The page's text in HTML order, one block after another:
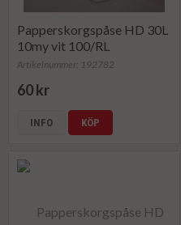
Papperskorgspåse HD 30L
10my vit 100/RL
Artikelnummer: 192782
60 kr
INFO KÖP